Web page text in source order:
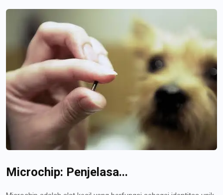
Microchip: Penjelasa...